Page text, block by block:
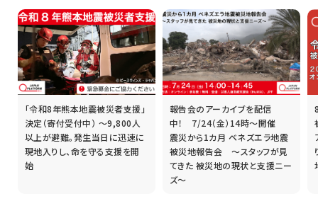
「令和8年熊本地震被災者支援」
決定（寄付受付中） ～9,800人
以上が避難。発生当日に迅速に
現地入りし、命を守る支援を開
始
報告会のアーカイブを配信
中！ 7/24（金）14時～開催
震災から1カ月 ベネズエラ地震
被災地報告会 ～スタッフが見
てきた 被災地の現状と支援ニー
ズ～